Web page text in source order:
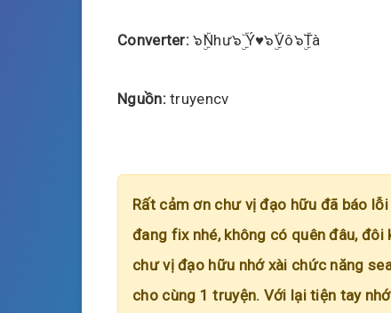
Converter: ๖ۣۜNhư๖ۣۜ Ý♥๖ۣۜVô๖ۣۜTà
Nguồn:truyencv
Rất cảm ơn chư vị đạo hữu đã báo
đang fix nhé, không có quên đâu,
chư vị đạo hữu nhớ xài chức năng
cho cùng 1 truyện. Với lại tiện tay